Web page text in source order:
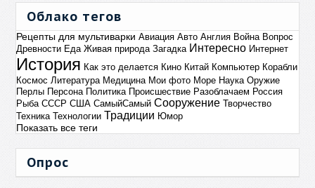
Облако тегов
Рецепты для мультиварки Авиация Авто Англия Война Вопрос
Древности Еда Живая природа Загадка Интересно Интернет
История Как это делается Кино Китай Компьютер Корабли
Космос Литература Медицина Мои фото Море Наука Оружие
Перлы Персона Политика Происшествие Разоблачаем Россия
Рыба СССР США СамыйСамый Сооружение Творчество
Техника Технологии Традиции Юмор
Показать все теги
Опрос